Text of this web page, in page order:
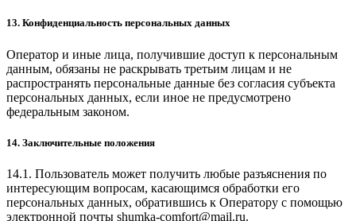
13. Конфиденциальность персональных данных
Оператор и иные лица, получившие доступ к персональным
данным, обязаны не раскрывать третьим лицам и не
распространять персональные данные без согласия субъекта
персональных данных, если иное не предусмотрено
федеральным законом.
14. Заключительные положения
14.1. Пользователь может получить любые разъяснения по
интересующим вопросам, касающимся обработки его
персональных данных, обратившись к Оператору с помощью
электронной почты shumka-comfort@mail.ru.